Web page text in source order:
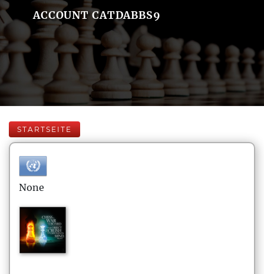
ACCOUNT CATDABBS9
STARTSEITE
None